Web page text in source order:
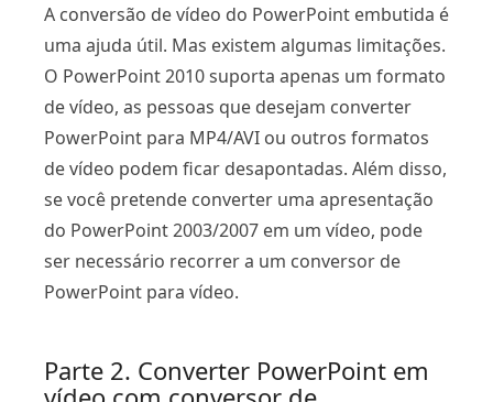
A conversão de vídeo do PowerPoint embutida é
uma ajuda útil. Mas existem algumas limitações.
O PowerPoint 2010 suporta apenas um formato
de vídeo, as pessoas que desejam converter
PowerPoint para MP4/AVI ou outros formatos
de vídeo podem ficar desapontadas. Além disso,
se você pretende converter uma apresentação
do PowerPoint 2003/2007 em um vídeo, pode
ser necessário recorrer a um conversor de
PowerPoint para vídeo.
Parte 2. Converter PowerPoint em